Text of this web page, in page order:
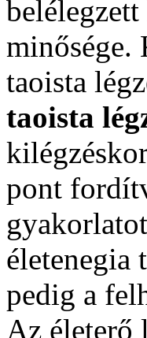
minősége.
taoista
taoista
pont
életenegia
pedig a
Az életerő